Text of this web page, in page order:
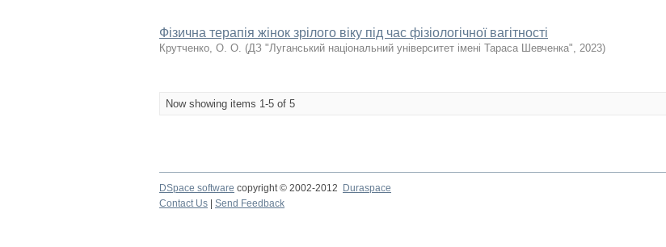
Фізична терапія жінок зрілого віку під час фізіологічної вагітності
Крутченко, О. О. (ДЗ "Луганський національний університет імені Тараса Шевченка", 2023)
Now showing items 1-5 of 5
DSpace software copyright © 2002-2012 Duraspace
Contact Us
Send Feedback